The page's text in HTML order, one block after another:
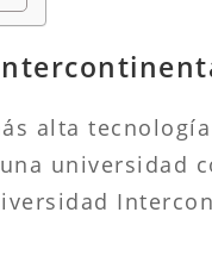
alta
universidad